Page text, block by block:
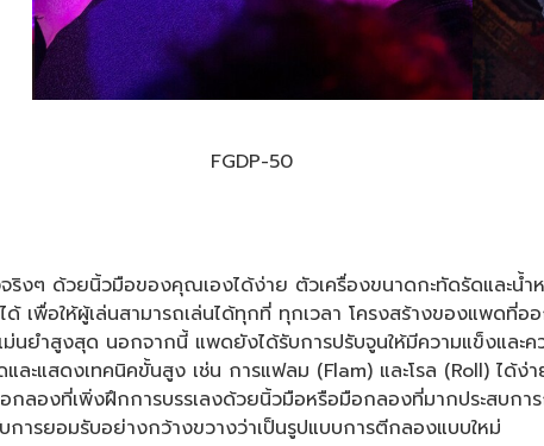
FGDP-50
ริงๆ ด้วยนิ้วมือของคุณเองได้ง่าย ตัวเครื่องขนาดกะทัดรัดและน้
เพื่อให้ผู้เล่นสามารถเล่นได้ทุกที่ ทุกเวลา โครงสร้างของแพดที่
ยำสูงสุด นอกจากนี้ แพดยังได้รับการปรับจูนให้มีความแข็งและค
ะแสดงเทคนิคขั้นสูง เช่น การแฟลม (Flam) และโรล (Roll) ได้ง่
กลองที่เพิ่งฝึกการบรรเลงด้วยนิ้วมือหรือมือกลองที่มากประสบก
ารยอมรับอย่างกว้างขวางว่าเป็นรูปแบบการตีกลองแบบใหม่